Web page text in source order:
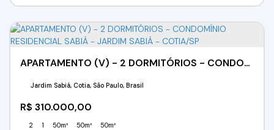
APARTAMENTO (V) - 2 DORMITÓRIOS - CONDOMÍNIO RESIDENCIAL SABIÁ - JARDIM SABIÁ - COTIA/SP
R$ 310.000,00
Jardim Sabiá, Cotia, São Paulo, Brasil
2 1 50m² 50m² 50m²